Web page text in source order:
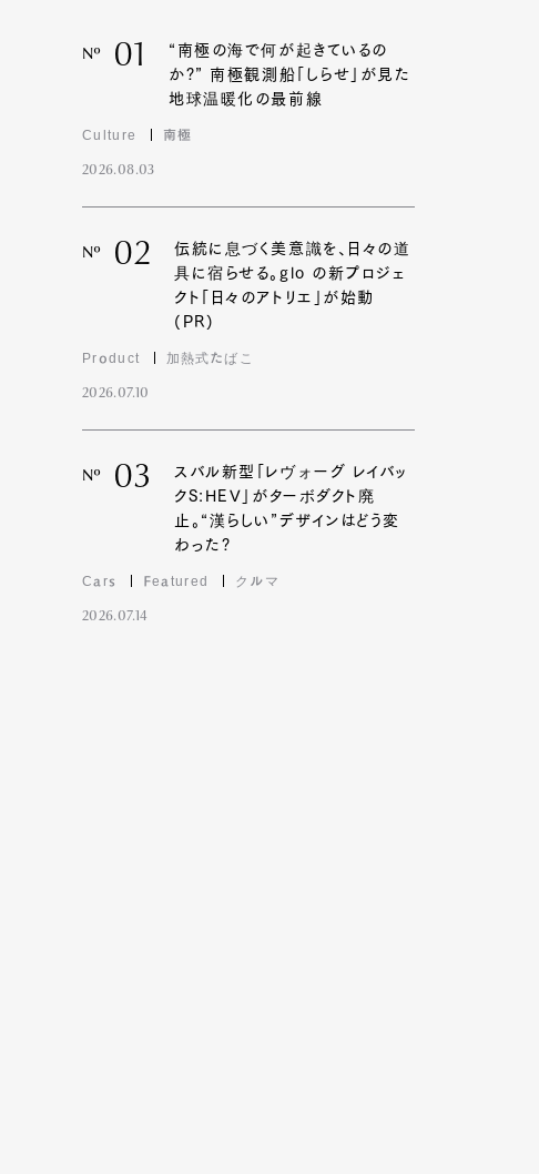
Nº 01
“南極の海で何が起きているの
か?” 南極観測船「しらせ」が見た
地球温暖化の最前線
Culture 南極
2026.08.03
Nº 02
伝統に息づく美意識を、日々の道
具に宿らせる。glo の新プロジェ
クト「日々のアトリエ」が始動
(PR)
Product 加熱式たばこ
2026.07.10
Nº 03
スバル新型「レヴォーグ レイバッ
クS:HEV」がターボダクト廃
止。“漢らしい”デザインはどう変
わった?
Cars Featured クルマ
2026.07.14